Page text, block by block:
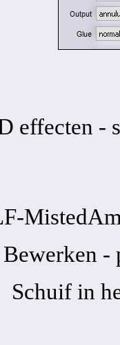
effecten -
Bewerken -
Schuif in